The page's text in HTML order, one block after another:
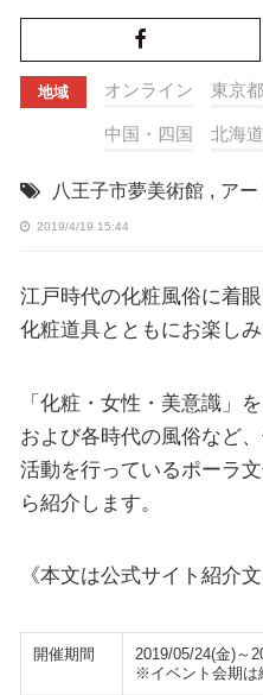
地域 オンライン 東京都
中国・四国 北海
八王子市夢美術館 , アー
2019/4/19 15:44
江戸時代の化粧風俗に着
化粧道具とともにお楽しみ
「化粧・女性・美意識」
および各時代の風俗など
活動を行っているポーラ
ら紹介します。
《本文は公式サイト紹介
開催期間
2019/05/24(金)～
※イベント会期は